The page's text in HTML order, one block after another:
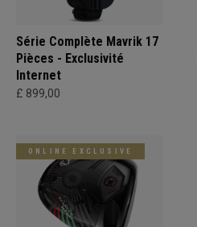
Série Complète Mavrik 17
Pièces - Exclusivité
Internet
£ 899,00
ONLINE EXCLUSIVE